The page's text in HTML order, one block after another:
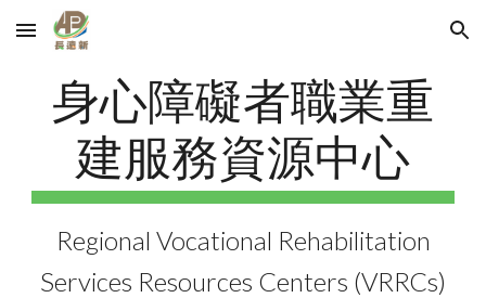
Skip to main content Skip to navigation
身心障礙者職業重
建服務資源中心
Regional Vocational Rehabilitation
Services Resources Centers (VRRCs)